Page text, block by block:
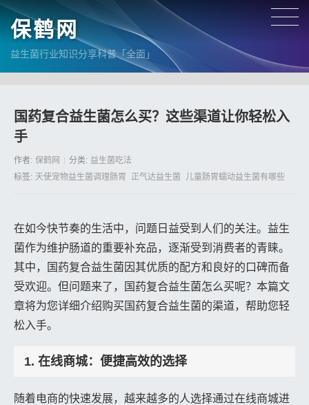
保鹤网
益生菌行业知识分享科普「全面」
国药复合益生菌怎么买？这些渠道让你轻松入
手
作者: 保鹤网 分类: 益生菌吃法
标签: 天使宠物益生菌调理肠胃 正气达益生菌 儿童肠胃蠕动益生菌有哪些
在如今快节奏的生活中，问题日益受到人们的关注。益生
菌作为维护肠道的重要补充品，逐渐受到消费者的青睐。
其中，国药复合益生菌因其优质的配方和良好的口碑而备
受欢迎。但问题来了，国药复合益生菌怎么买呢？本篇文
章将为您详细介绍购买国药复合益生菌的渠道，帮助您轻
松入手。
1. 在线商城：便捷高效的选择
随着电商的快速发展，越来越多的人选择通过在线商城进